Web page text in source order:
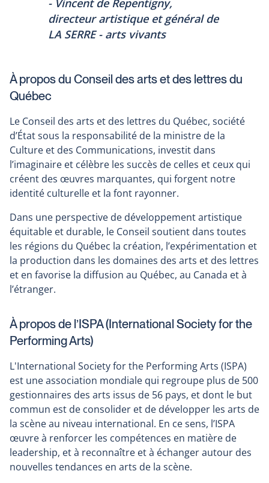
directeur artistique et général de
LA SERRE - arts vivants
À propos du Conseil des arts et des lettres du
Québec
Le Conseil des arts et des lettres du Québec, société
d’État sous la responsabilité de la ministre de la
Culture et des Communications, investit dans
l’imaginaire et célèbre les succès de celles et ceux qui
créent des œuvres marquantes, qui forgent notre
identité culturelle et la font rayonner.
Dans une perspective de développement artistique
équitable et durable, le Conseil soutient dans toutes
les régions du Québec la création, l’expérimentation et
la production dans les domaines des arts et des lettres
et en favorise la diffusion au Québec, au Canada et à
l’étranger.
À propos de l’ISPA (International Society for the
Performing Arts)
L'International Society for the Performing Arts (ISPA)
est une association mondiale qui regroupe plus de 500
gestionnaires des arts issus de 56 pays, et dont le but
commun est de consolider et de développer les arts de
la scène au niveau international. En ce sens, l’ISPA
œuvre à renforcer les compétences en matière de
leadership, et à reconnaître et à échanger autour des
nouvelles tendances en arts de la scène.